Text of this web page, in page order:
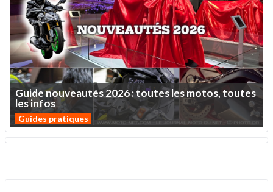
Guidenouveautés2026:touteslesmotos,toutes
lesinfos
Guides pratiques